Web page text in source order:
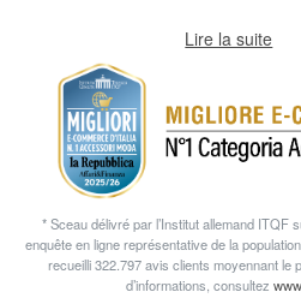
Lire la suite
* Sceau délivré par l’Institut allemand ITQF
enquête en ligne représentative de la
recueilli 322.797 avis clients moyennant le
d’informations, consultez